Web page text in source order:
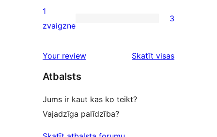
reviews
2-
star
3
star
1
zvaigzne
3
Your review
Skatīt visas
Atbalsts
Jums ir kaut kas ko teikt?
Vajadzīga palīdzība?